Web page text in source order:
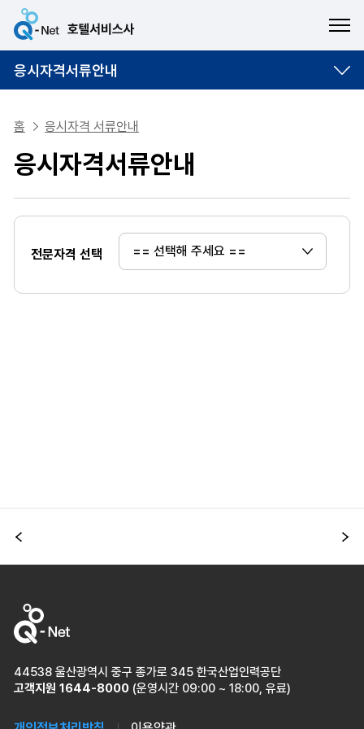
응시자격서류안내
홈 응시자격 서류안내
응시자격서류안내
전문자격 선택
이전
44538 울산광역시 중구 종가로 345 한국산업인력공단
고객지원 1644-8000 (운영시간 09:00 ~ 18:00, 유료)